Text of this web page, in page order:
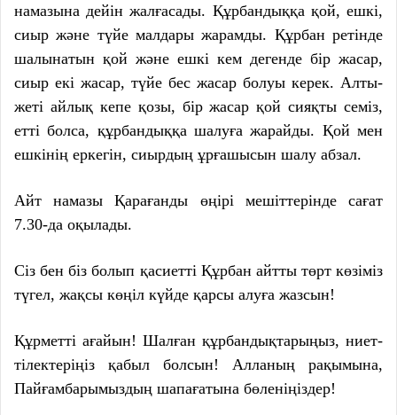
намазына дейін жалғасады. Құрбандыққа қой, ешкі,
сиыр және түйе малдары жарамды. Құрбан ретінде
шалынатын қой және ешкі кем дегенде бір жасар,
сиыр екі жасар, түйе бес жасар болуы керек. Алты-
жеті айлық кепе қозы, бір жасар қой сияқты семіз,
етті болса, құрбандыққа шалуға жарайды. Қой мен
ешкінің еркегін, сиырдың ұрғашысын шалу абзал.
Айт намазы Қарағанды өңірі мешіттерінде сағат
7.30-да оқылады.
Сіз бен біз болып қасиетті Құрбан айтты төрт көзіміз
түгел, жақсы көңіл күйде қарсы алуға жазсын!
Құрметті ағайын! Шалған құрбандықтарыңыз, ниет-
тілектеріңіз қа­был болсын! Алланың рақымына,
Пай­ғамбарымыздың шапағатына бөленіңіздер!